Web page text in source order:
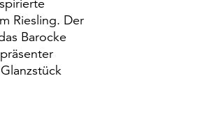
Riesling. Der
Barocke